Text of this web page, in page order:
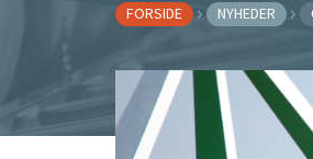
FORSIDE NYHEDER